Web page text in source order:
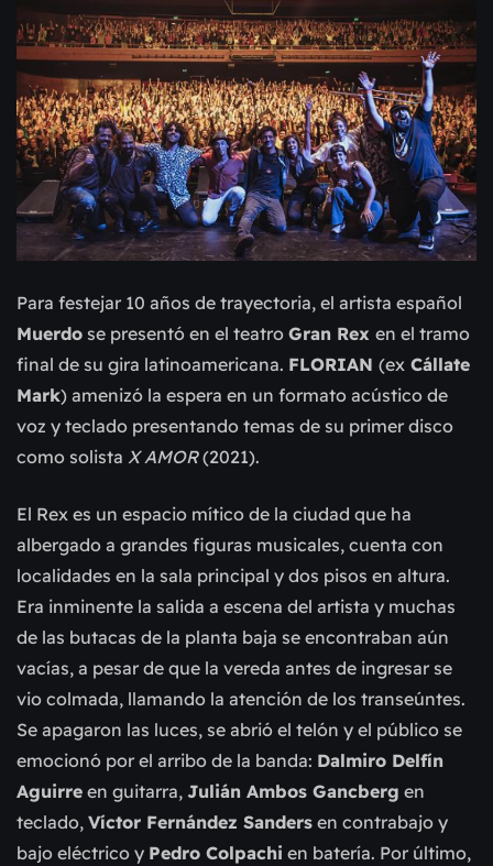
Para festejar 10 años de trayectoria, el artista español
Muerdo se presentó en el teatro Gran Rex en el tramo
final de su gira latinoamericana. FLORIAN (ex Cállate
Mark) amenizó la espera en un formato acústico de
voz y teclado presentando temas de su primer disco
como solista X AMOR(2021).
El Rex es un espacio mítico de la ciudad que ha
albergado a grandes figuras musicales, cuenta con
localidades en la sala principal y dos pisos en altura.
Era inminente la salida a escena del artista y muchas
de las butacas de la planta baja se encontraban aún
vacías, a pesar de que la vereda antes de ingresar se
vio colmada, llamando la atención de los transeúntes.
Se apagaron las luces, se abrió el telón y el público se
emocionó por el arribo de la banda: Dalmiro Delfín
Aguirre en guitarra, Julián Ambos Gancberg en
teclado, Víctor Fernández Sanders en contrabajo y
bajo eléctrico y Pedro Colpachi en batería. Por último,